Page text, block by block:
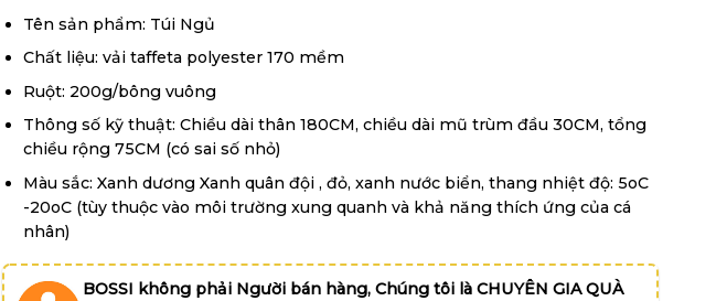
Tên sản phẩm: Túi Ngủ
Chất liệu: vải taffeta polyester 170 mềm
Ruột: 200g/bông vuông
Thông số kỹ thuật: Chiều dài thân 180CM, chiều dài mũ trùm đầu 30CM, tổng
chiều rộng 75CM (có sai số nhỏ)
Màu sắc: Xanh dương Xanh quân đội , đỏ, xanh nước biển, thang nhiệt độ: 5oC
-20oC (tùy thuộc vào môi trường xung quanh và khả năng thích ứng của cá
nhân)
BOSSI không phải Người bán hàng, Chúng tôi là CHUYÊN GIA QUÀ